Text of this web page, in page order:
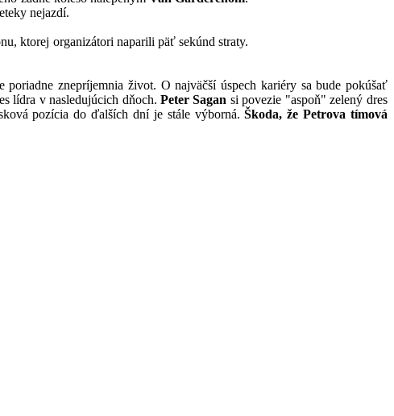
nejazdí.
ktorej organizátori naparili päť sekúnd straty.
znepríjemnia život. O najväčší úspech kariéry sa bude pokúšať
lídra v nasledujúcich dňoch.Peter Sagan si povezie "aspoň" zelený dres
pozícia do ďalších dní je stále výborná.Škoda, že Petrova tímová